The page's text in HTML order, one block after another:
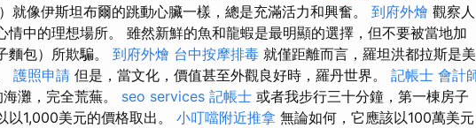
就像伊斯坦布爾的跳動心臟一樣，總是充滿活力和興奮。 到府外燴 觀察人
情中的理想場所。 雖然新鮮的魚和龍蝦是最明顯的選擇，但不要被當地加
麵包）所欺騙。 到府外燴 台中按摩排毒 就僅距離而言，羅坦洪都拉斯是美
護照申請 但是，當文化，價值甚至外觀良好時，羅丹世界。 記帳士 會計
灘，完全荒蕪。 seo services 記帳士 或者我步行三十分鐘，第一棟房子
以1,000美元的價格取出。 小叮噹附近推拿 無論如何，它應該以100萬美元